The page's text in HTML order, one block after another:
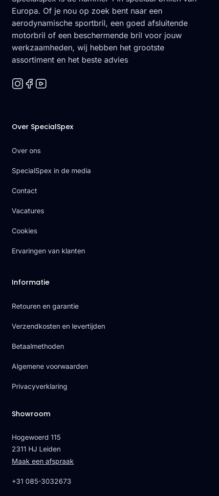
Europa. Of je nou op zoek bent naar een
aerodynamische sportbril, een goed afsluitende
motorbril of een beschermende bril voor jouw
werkzaamheden, wij hebben het grootste
assortiment en het beste advies
Over SpecialSpex
Over ons
SpecialSpex in de media
Contact
Vacatures
Cookies
Ervaringen van klanten
Informatie
Retouren en garantie
Verzendkosten en levertijden
Betaalmethoden
Algemene voorwaarden
Privacyverklaring
Showroom
Hogewoerd 115
2311 HJ Leiden
Maak een afspraak
+31 085-3032673